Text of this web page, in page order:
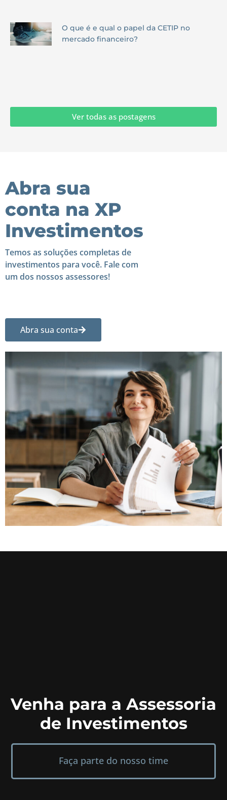
O que é e qual o papel da CETIP no
mercado financeiro?
Ver todas as postagens
Abra sua
conta na XP
Investimentos
Temos as soluções completas de
investimentos para você. Fale com
um dos nossos assessores!
Abra sua conta
Venha para a Assessoria
de Investimentos
Faça parte do nosso time